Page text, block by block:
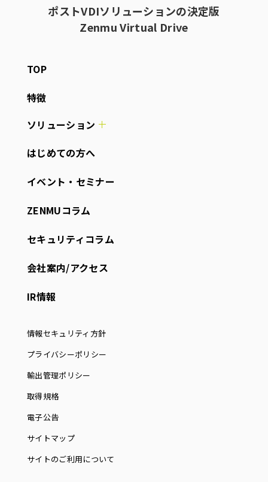
ポストVDIソリューションの決定版
Zenmu Virtual Drive
TOP
特徴
ソリューション
はじめての方へ
イベント・セミナー
ZENMUコラム
セキュリティコラム
会社案内/アクセス
IR情報
情報セキュリティ方針
プライバシーポリシー
輸出管理ポリシー
取得規格
電子公告
サイトマップ
サイトのご利用について